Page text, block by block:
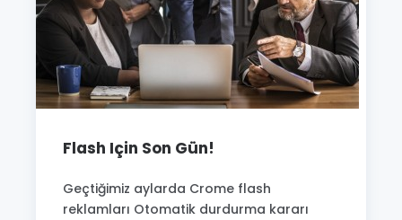
Flash Için Son Gün!
Geçtiğimiz aylarda Crome flash
reklamları Otomatik durdurma kararı